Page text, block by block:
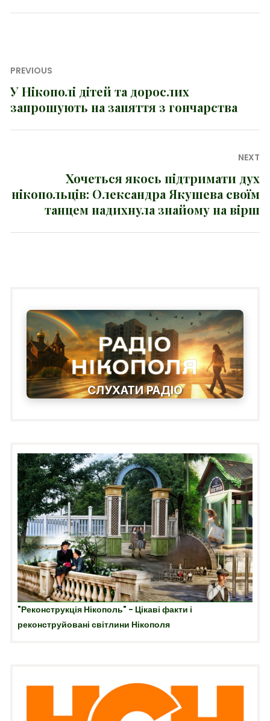
Навігація
записів
PREVIOUS
Previous
post:
У Нікополі дітей та дорослих
запрошують на заняття з гончарства
NEXT
post:
Хочеться якось підтримати дух
нікопольців: Олександра Якушева своїм
танцем надихнула знайому на вірш
СЛУХАТИ РАДІО
"Реконструкція Нікополь" - Цікаві факти і
реконструйовані світлини Нікополя